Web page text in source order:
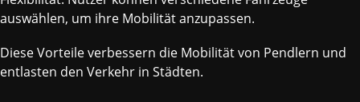
auswählen, um ihre Mobilität anzupassen.
Diese Vorteile verbessern die Mobilität von Pendlern und
entlasten den Verkehr in Städten.